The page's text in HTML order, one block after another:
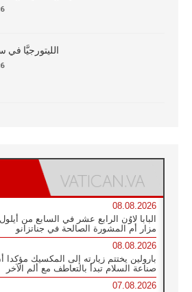
الليتورجيَّا في
08.08.2026
البابا لاوُن الرابع عشر في السابع من
مزار أم المشورة الصالحة في جناتزانو
08.08.2026
بارولين يختتم زيارته إلى المكسيك مؤكدا
صناعة السلام تبدأ بالتعاطف مع ألم الآخر
07.08.2026